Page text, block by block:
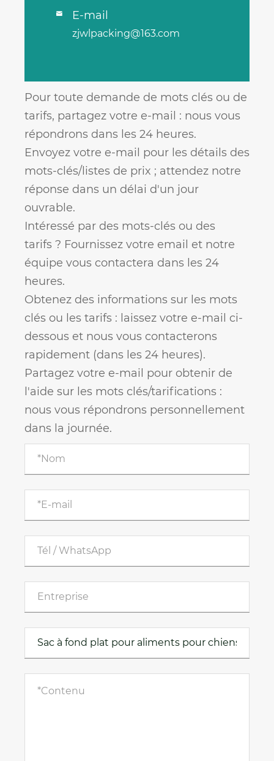
 E-mail
zjwlpacking@163.com
Pour toute demande de mots clés ou de
tarifs, partagez votre e-mail : nous vous
répondrons dans les 24 heures.
Envoyez votre e-mail pour les détails des
mots-clés/listes de prix ; attendez notre
réponse dans un délai d'un jour
ouvrable.
Intéressé par des mots-clés ou des
tarifs ? Fournissez votre email et notre
équipe vous contactera dans les 24
heures.
Obtenez des informations sur les mots
clés ou les tarifs : laissez votre e-mail ci-
dessous et nous vous contacterons
rapidement (dans les 24 heures).
Partagez votre e-mail pour obtenir de
l'aide sur les mots clés/tarifications :
nous vous répondrons personnellement
dans la journée.